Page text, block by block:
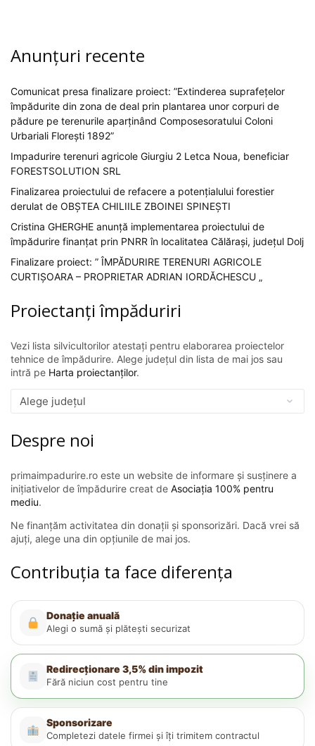
Anunțuri recente
Comunicat presa finalizare proiect: ”Extinderea suprafețelor
împădurite din zona de deal prin plantarea unor corpuri de
pădure pe terenurile aparținând Composesoratului Coloni
Urbariali Florești 1892”
Impadurire terenuri agricole Giurgiu 2 Letca Noua, beneficiar
FORESTSOLUTION SRL
Finalizarea proiectului de refacere a potențialului forestier
derulat de OBȘTEA CHILIILE ZBOINEI SPINEȘTI
Cristina GHERGHE anunță implementarea proiectului de
împădurire finanțat prin PNRR în localitatea Călărași, județul Dolj
Finalizare proiect: ” ÎMPĂDURIRE TERENURI AGRICOLE
CURTIȘOARA – PROPRIETAR ADRIAN IORDĂCHESCU „
Proiectanți împăduriri
Vezi lista silvicultorilor atestați pentru elaborarea proiectelor
tehnice de împădurire. Alege județul din lista de mai jos sau
intră pe Harta proiectanților.
Despre noi
primaimpadurire.ro este un website de informare și susținere a
inițiativelor de împădurire creat de Asociația 100% pentru
mediu.
Ne finanțăm activitatea din donații și sponsorizări. Dacă vrei să
ajuți, alege una din opțiunile de mai jos.
Contribuția ta face diferența
Donație anuală
Alegi o sumă și plătești securizat
Redirecționare 3,5% din impozit
Fără niciun cost pentru tine
Sponsorizare
Completezi datele firmei și îți trimitem contractul